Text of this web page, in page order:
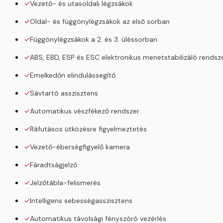
Vezető- és utasoldali légzsákok
Oldal- és függönylégzsákok az első sorban
Függönylégzsákok a 2. és 3. üléssorban
ABS, EBD, ESP és ESC elektronikus menetstabilizáló
Emelkedőn elindulássegítő
Sávtartó asszisztens
Automatikus vészfékező rendszer
Ráfutásos ütközésre figyelmeztetés
Vezető-éberségfigyelő kamera
Fáradtságjelző
Jelzőtábla-felismerés
Intelligens sebességasszisztens
Automatikus távolsági fényszóró vezérlés